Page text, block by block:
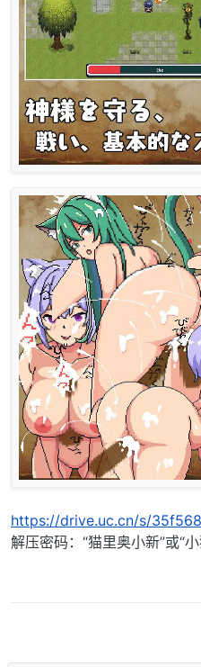
https://drive.uc.cn/s/
解压密码：“猫里奥小新”或“